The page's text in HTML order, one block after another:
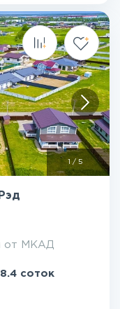
/ 5
от МКАД
8.4 соток